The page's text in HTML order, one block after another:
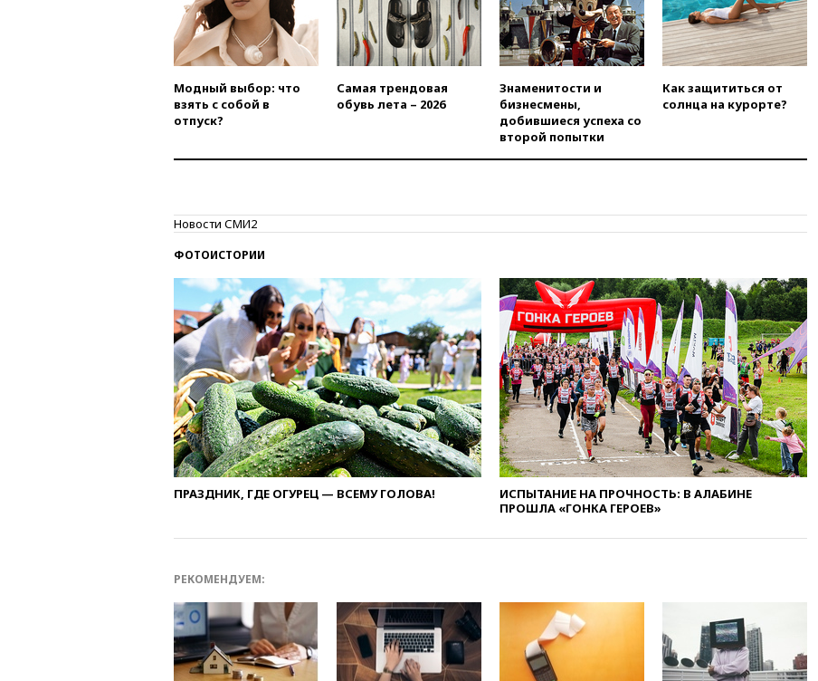
доходы российского бюджета
вчера, 22:15Аксаков: ЦБ
согласовал первый стандарт
исламского банкинга
вчера, 21:43 Организаторы
«Интервидения»
подтвердили, что конкурс
бензина старых
экологических классов
вчера, 21:15Путин обсудил с
Машковым 150-летие Союза
театральных деятелей
вчера, 20:47Newsweek:
«взрывная» диарея охватила
47 из 50 штатов США
вчера, 20:35ПВО за 12 часов
сбила 200 украинских
беспилотников
вчера, 20:20
ЧЕ российские синхронистки
после взрыва ничего не
вчера, 20:08
По всей Грузии
снова отключилось
Модный выбор: что
взять с собой в
отпуск?
Самая трендовая
обувь лета – 2026
Знаменитости и
бизнесмены,
добившиеся успеха со
второй попытки
Как защититься от
солнца на курорте?
Новости СМИ2
ФОТОИСТОРИИ
ПРАЗДНИК, ГДЕ ОГУРЕЦ — ВСЕМУ ГОЛОВА!
ИСПЫТАНИЕ НА ПРОЧНОСТЬ: В АЛАБИНЕ
ПРОШЛА «ГОНКА ГЕРОЕВ»
РЕКОМЕНДУЕМ: